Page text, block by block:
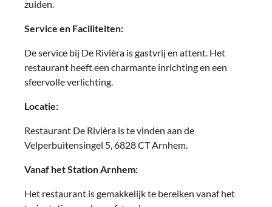
zuiden.
Service en Faciliteiten:
De service bij De Rivièra is gastvrij en attent. Het
restaurant heeft een charmante inrichting en een
sfeervolle verlichting.
Locatie:
Restaurant De Rivièra is te vinden aan de
Velperbuitensingel 5, 6828 CT Arnhem.
Vanaf het Station Arnhem:
Het restaurant is gemakkelijk te bereiken vanaf het